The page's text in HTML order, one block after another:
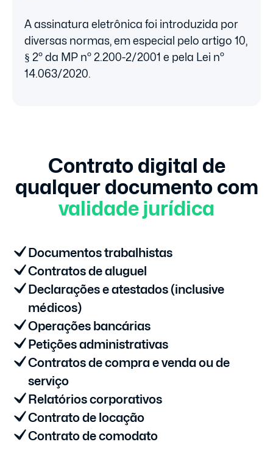
A assinatura eletrônica foi introduzida por
diversas normas, em especial pelo artigo 10,
§ 2º da MP nº 2.200-2/2001 e pela Lei nº
14.063/2020.
Contrato digital de
qualquer documento com
validade jurídica
Documentos trabalhistas
Contratos de aluguel
Declarações e atestados (inclusive
médicos)
Operações bancárias
Petições administrativas
Contratos de compra e venda ou de
serviço
Relatórios corporativos
Contrato de locação
Contrato de comodato